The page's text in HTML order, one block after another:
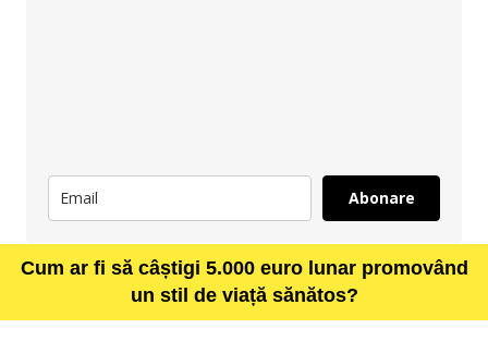
Abonare
Cum ar fi să câștigi 5.000 euro lunar promovând
un stil de viață sănătos?